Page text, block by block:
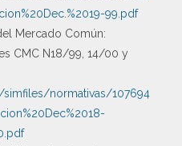
99.pdf
Mercado Común:
CMC N18/99, 14/00 y
normativas/107694